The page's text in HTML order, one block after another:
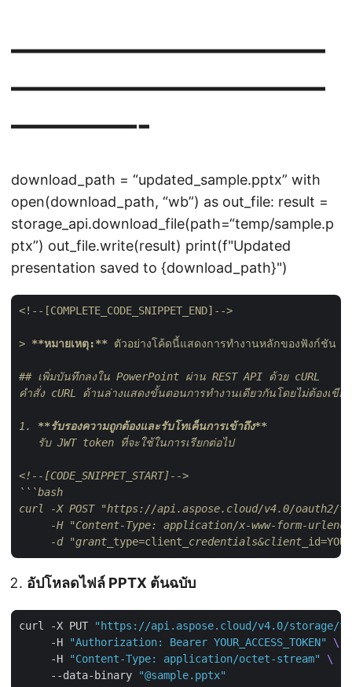
——————————
——————————
————-
download_path = “updated_sample.pptx” with
open(download_path, “wb”) as out_file: result =
storage_api.download_file(path=“temp/sample.p
ptx”) out_file.write(result) print(f"Updated
presentation saved to {download_path}")
<!--[COMPLETE_CODE_SNIPPET_END]-->
> **หมายเหตุ:** ตัวอย่างโค้ดนี้แสดงการทำงานหลักของฟังก์ชัน
## เพิ่มบันทึกลงใน PowerPoint ผ่าน REST API ด้วย cURL
คำสั่ง cURL ด้านล่างแสดงขั้นตอนการทำงานเดียวกันโดยไม่ต้องเ
1. **รับรองความถูกต้องและรับโทเค็นการเข้าถึง**
   รับ JWT token ที่จะใช้ในการเรียกต่อไป
<!--[CODE_SNIPPET_START]-->
```bash
curl -X POST "https://api.aspose.cloud/v4.0/oauth2/
-H "Content-Type: application/x-www-form-
     -d "grant_
type=client _credentials&client_ id=YOUR
อัปโหลดไฟล์ PPTX ต้นฉบับ
curl -X PUT
"https://api.aspose.cloud/v4.0/storage/
     -H
"Authorization: Bearer YOUR_ACCESS_TOKEN"
     -H
"Content-Type: application/octet-stream"
     --data-binary
"@sample.pptx"